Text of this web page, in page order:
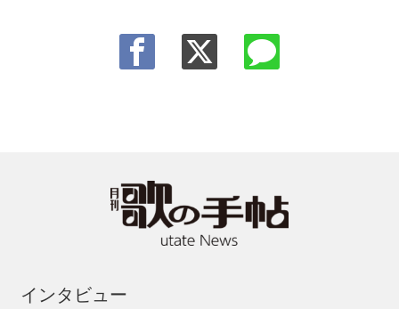
インタビュー